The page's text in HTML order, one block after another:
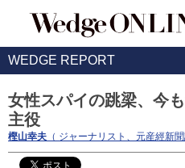
WEDGE REPORT
女性スパイの跳梁、今
主役
樫山幸夫 （ ジャーナリスト、元産經新聞